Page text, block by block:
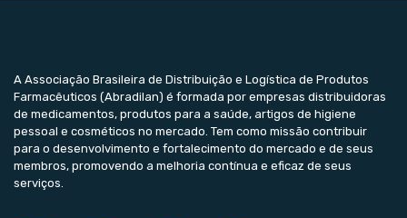
A Associação Brasileira de Distribuição e Logística de Produtos
Farmacêuticos (Abradilan) é formada por empresas distribuidoras
de medicamentos, produtos para a saúde, artigos de higiene
pessoal e cosméticos no mercado. Tem como missão contribuir
para o desenvolvimento e fortalecimento do mercado e de seus
membros, promovendo a melhoria contínua e eficaz de seus
serviços.